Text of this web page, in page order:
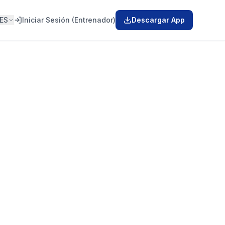
ES Iniciar Sesión (Entrenador) Descargar App